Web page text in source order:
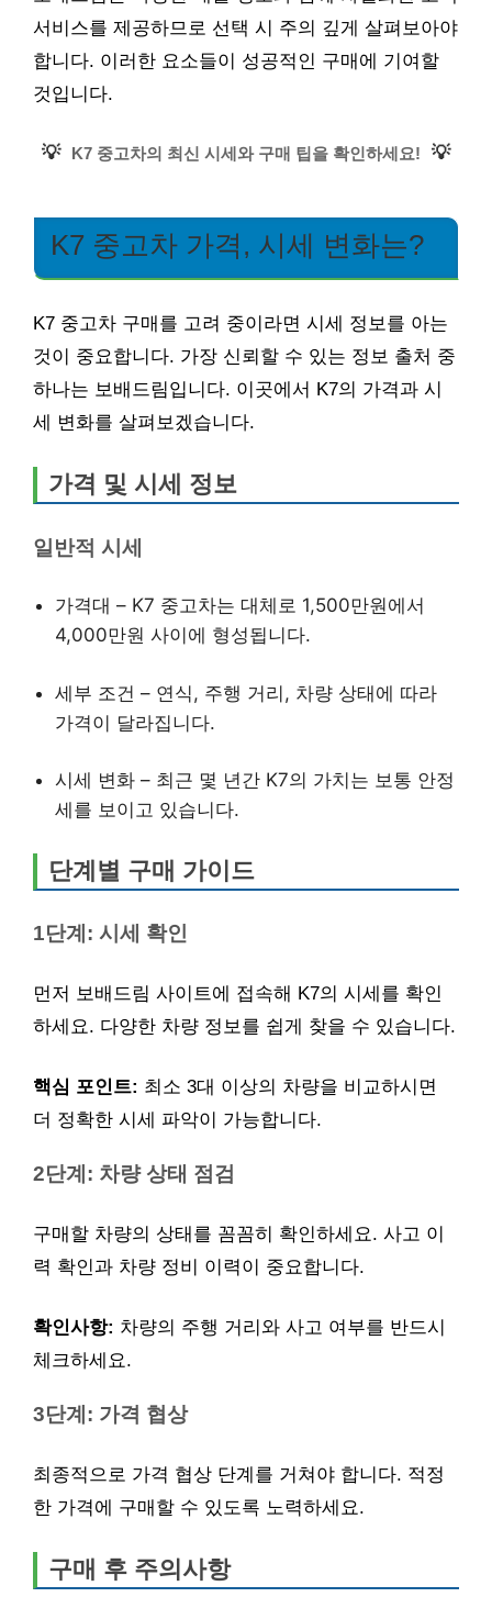
서비스를 제공하므로 선택 시 주의 깊게 살펴보아야
합니다. 이러한 요소들이 성공적인 구매에 기여할
것입니다.
💡 K7 중고차의 최신 시세와 구매 팁을 확인하세요! 💡
K7 중고차 가격, 시세 변화는?
K7 중고차 구매를 고려 중이라면 시세 정보를 아는
것이 중요합니다. 가장 신뢰할 수 있는 정보 출처 중
하나는 보배드림입니다. 이곳에서 K7의 가격과 시
세 변화를 살펴보겠습니다.
가격 및 시세 정보
일반적 시세
가격대 – K7 중고차는 대체로 1,500만원에서
4,000만원 사이에 형성됩니다.
세부 조건 – 연식, 주행 거리, 차량 상태에 따라
가격이 달라집니다.
시세 변화 – 최근 몇 년간 K7의 가치는 보통 안정
세를 보이고 있습니다.
단계별 구매 가이드
1단계: 시세 확인
먼저 보배드림 사이트에 접속해 K7의 시세를 확인
하세요. 다양한 차량 정보를 쉽게 찾을 수 있습니다.
핵심 포인트: 최소 3대 이상의 차량을 비교하시면
더 정확한 시세 파악이 가능합니다.
2단계: 차량 상태 점검
구매할 차량의 상태를 꼼꼼히 확인하세요. 사고 이
력 확인과 차량 정비 이력이 중요합니다.
확인사항: 차량의 주행 거리와 사고 여부를 반드시
체크하세요.
3단계: 가격 협상
최종적으로 가격 협상 단계를 거쳐야 합니다. 적정
한 가격에 구매할 수 있도록 노력하세요.
구매 후 주의사항